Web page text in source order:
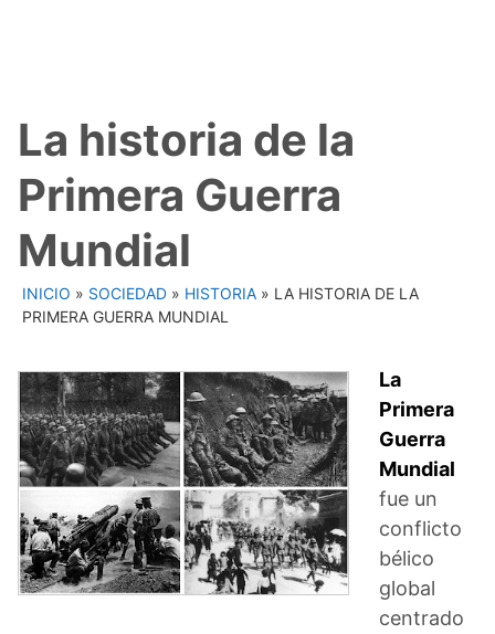
La historia de la
Primera Guerra
Mundial
INICIO » SOCIEDAD » HISTORIA » LA HISTORIA DE LA
PRIMERA GUERRA MUNDIAL
La
Primera
Guerra
Mundial
fue un
conflicto
bélico
global
centrado